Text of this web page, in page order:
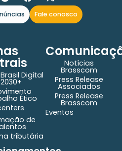
Fale conosco
Digital
2030+
Ético
de
tributária
Notícias
Brasscom
Press Release
Associados
Press Release
Brasscom
Eventos